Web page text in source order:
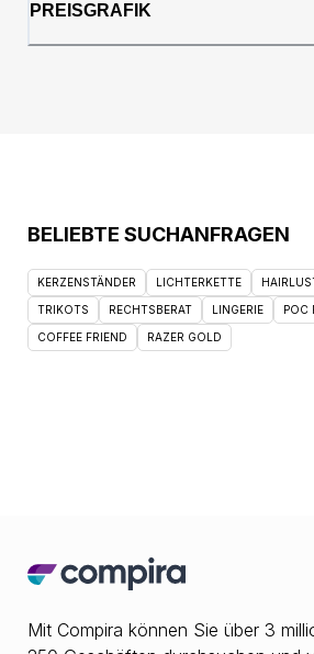
PREISGRAFIK
BELIEBTE SUCHANFRAGEN
KERZENSTÄNDER LICHTERKETTE
TRIKOTS RECHTSBERAT LINGERIE POC
COFFEE FRIEND RAZER GOLD
Mit Compira können Sie über 3